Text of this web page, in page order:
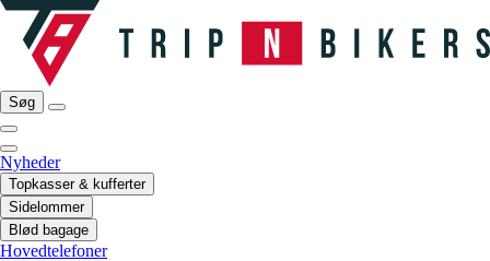
Søg
Nyheder
Topkasser & kufferter
Sidelommer
Blød bagage
Hovedtelefoner